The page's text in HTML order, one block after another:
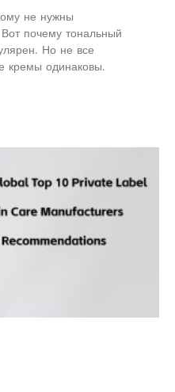
не нужны
почему тональный
Но не все
кремы одинаковы.